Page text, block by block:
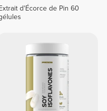
d'Écorce de Pin 60